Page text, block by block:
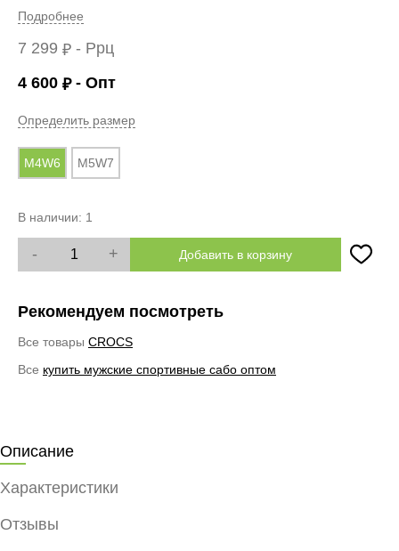
Подробнее
7 299 ₽ - Ррц
4 600 ₽- Опт
Определить размер
M4W6 M5W7
В наличии: 1
- + Добавить в корзину
Рекомендуем посмотреть
Все товары CROCS
Все купить мужские спортивные сабо оптом
Описание
Характеристики
Отзывы